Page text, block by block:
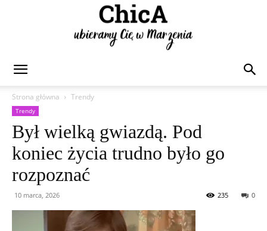
Strona główna
Trendy
Trendy
Był wielką gwiazdą. Pod
koniec życia trudno było go
rozpoznać
10 marca, 2026 0
235